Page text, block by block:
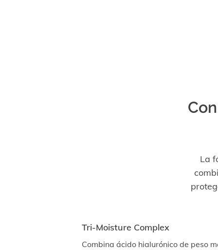
La
Tri-Moisture Complex
Combina ácido hialurónico de peso